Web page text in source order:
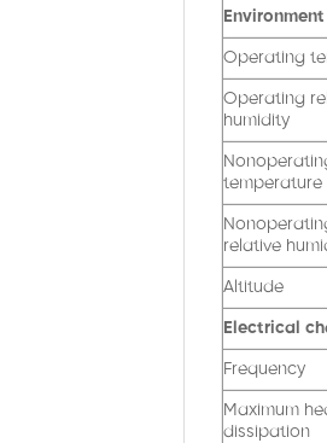
Environment
Operating
Operating
humidity
temperature
relative
Altitude
Electrical
Frequency
Maximum
dissipation